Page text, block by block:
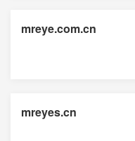
mreye.com.cn
mreyes.cn